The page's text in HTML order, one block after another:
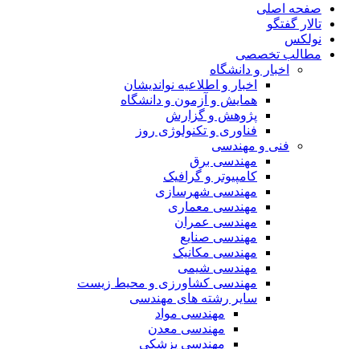
صفحه اصلی
تالار گفتگو
نولکس
مطالب تخصصی
اخبار و دانشگاه
اخبار و اطلاعیه نواندیشان
همایش و آزمون و دانشگاه
پژوهش و گزارش
فناوری و تکنولوژی روز
فنی و مهندسی
مهندسی برق
کامپیوتر و گرافیک
مهندسی شهرسازی
مهندسی معماری
مهندسی عمران
مهندسی صنایع
مهندسی مکانیک
مهندسی شیمی
مهندسی کشاورزی و محیط زیست
سایر رشته های مهندسی
مهندسی مواد
مهندسی معدن
مهندسی پزشکی